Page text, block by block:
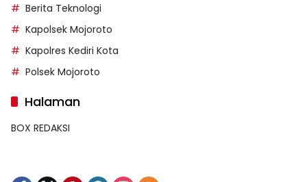
Berita Teknologi
Kapolsek Mojoroto
Kapolres Kediri Kota
Polsek Mojoroto
Halaman
BOX REDAKSI